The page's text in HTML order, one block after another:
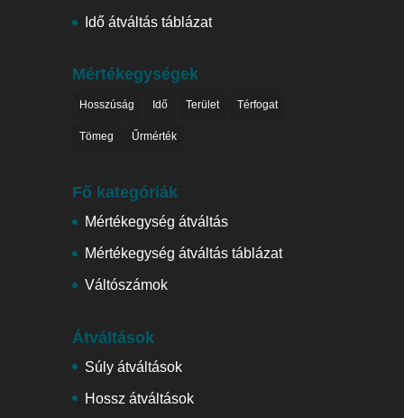
Idő átváltás táblázat
Mértékegységek
Hosszúság Idő Terület Térfogat
Tömeg Űrmérték
Fő kategóriák
Mértékegység átváltás
Mértékegység átváltás táblázat
Váltószámok
Átváltások
Súly átváltások
Hossz átváltások